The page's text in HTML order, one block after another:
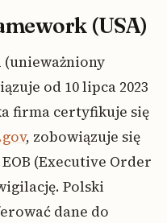
(USA)
(unieważniony
od 10 lipca 2023
firma certyfikuje się
, zobowiązuje się
(Executive Order
Polski
dane do